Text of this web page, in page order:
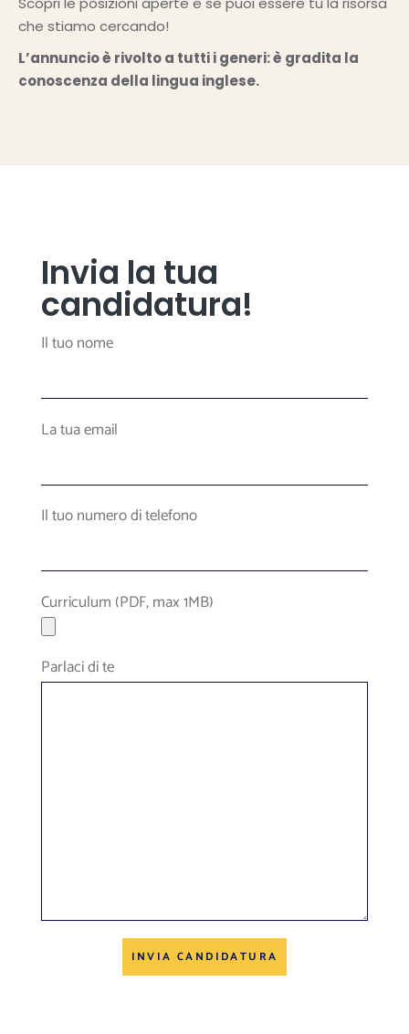
che stiamo cercando!
L’annuncio è rivolto a tutti i generi: è gradita la
conoscenza della lingua inglese.
Invia la tua
candidatura!
Il tuo nome
La tua email
Il tuo numero di telefono
Curriculum (PDF, max 1MB)
Parlaci di te
INVIA CANDIDATURA